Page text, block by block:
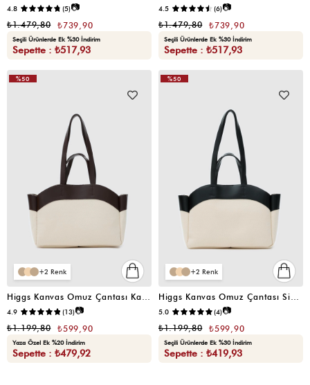
4.8 (5)📷
₺739,90
₺1.479,80
Seçili Ürünlerde Ek %30 İndirim
Sepette : ₺517,93
4.5 (6)📷
₺739,90
₺1.479,80
Seçili Ürünlerde Ek %30 İndirim
Sepette : ₺517,93
2
Higgs Kanvas Omuz Çantası Kahverengi
4.9 (13)📷
₺599,90
₺1.199,80
Yaza Özel Ek %20 İndirim
Sepette : ₺479,92
%50
2
Higgs Kanvas Omuz Çantası Siyah
5.0 (4)📷
₺599,90
₺1.199,80
Seçili Ürünlerde Ek %30 İndirim
Sepette : ₺419,93
%50